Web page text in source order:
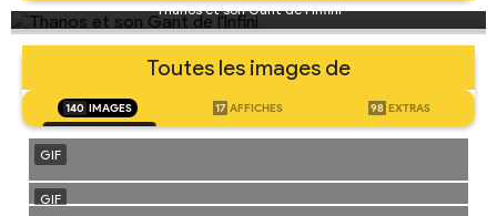
Thanos et son Gant de l'Infini
Toutes les images de
140 IMAGES 17 AFFICHES 98 EXTRAS